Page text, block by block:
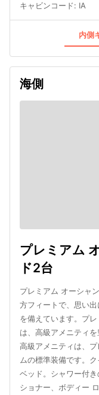
キャビンコード: IA
内側
海側
プレミアム
ド2台
プレミアム オーシャ
方フィートで、思い
を備えています。プ
は、高級アメニティ
高級アメニティは、
ムの標準装備です。
ベッド。シャワー付
ショナー、ボディー